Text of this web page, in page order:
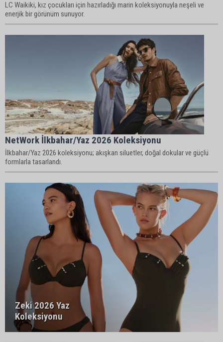
LC Waikiki, kız çocukları için hazırladığı marin koleksiyonuyla neşeli ve
enerjik bir görünüm sunuyor.
NetWork İlkbahar/Yaz 2026 Koleksiyonu
İlkbahar/Yaz 2026 koleksiyonu; akışkan siluetler, doğal dokular ve güçlü
formlarla tasarlandı.
Zeki 2026 Yaz
Koleksiyonu